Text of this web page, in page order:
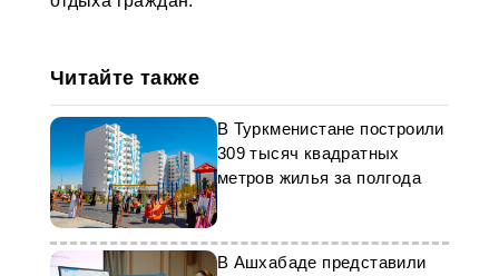
Читайте также
В Туркменистане построили
309 тысяч квадратных
метров жилья за полгода
В Ашхабаде представили